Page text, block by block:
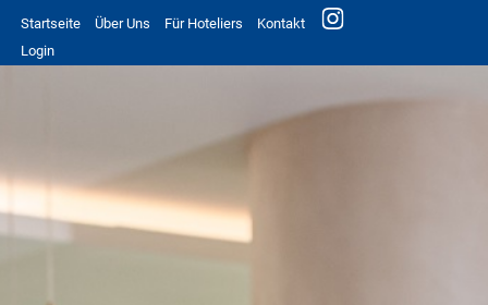
Startseite Über Uns Für Hoteliers
Kontakt
Login